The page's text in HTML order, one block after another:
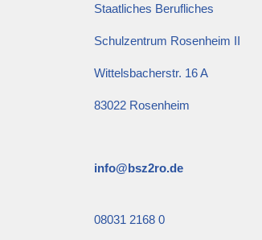
Staatliches Berufliches
Schulzentrum Rosenheim II
Wittelsbacherstr. 16 A
83022 Rosenheim
info@bsz2ro.de
08031 2168 0